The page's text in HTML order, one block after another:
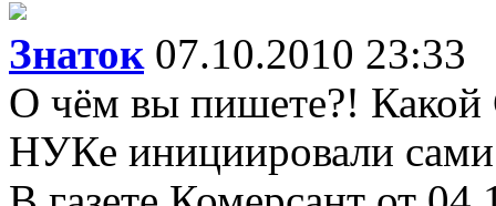
Знаток07.10.2010 23:33
О чём вы пишете?! Какой
НУКе инициировали